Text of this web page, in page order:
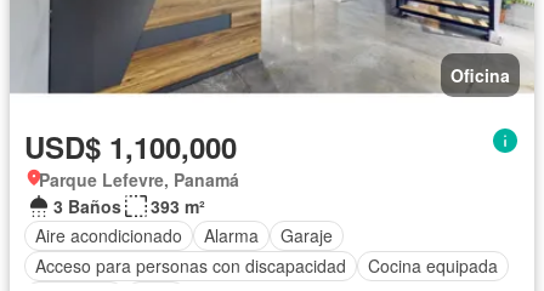
Oficina
USD$ 1,100,000
Parque Lefevre, Panamá
3 Baños
393 m²
Aire acondicionado
Alarma
Garaje
Acceso para personas con discapacidad
Cocina equipada